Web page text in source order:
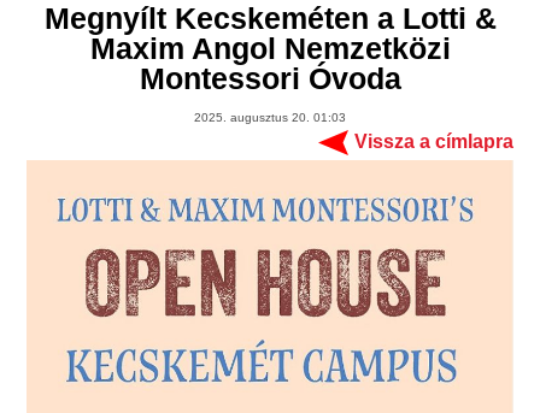
Megnyílt Kecskeméten a Lotti &
Maxim Angol Nemzetközi
Montessori Óvoda
2025. augusztus 20. 01:03
Vissza a címlapra